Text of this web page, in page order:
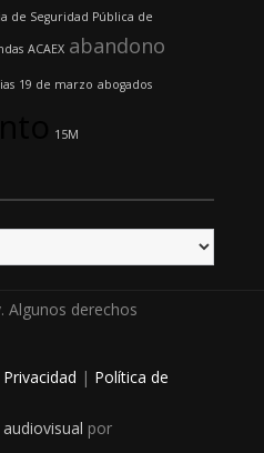
de Seguridad Pública de
ACAEX abandono
19 de marzo abogados
15M
Algunos derechos
| Política de
por